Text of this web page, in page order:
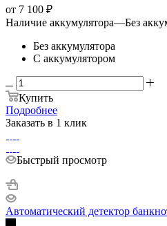
от 7 100 ₽
Наличие аккумулятора—Без
Без аккумулятора
С аккумулятором
Купить
Подробнее
Заказать в 1 клик
Быстрый просмотр
Автоматический детектор